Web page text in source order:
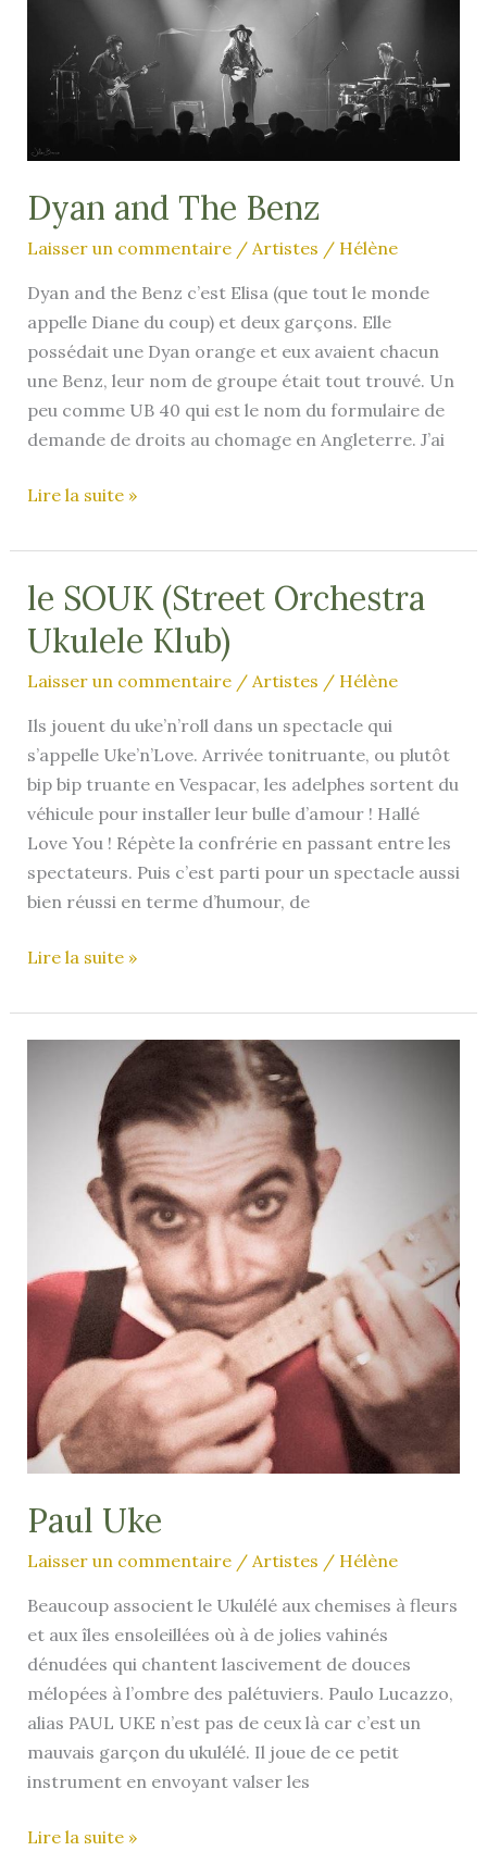
Dyan and The Benz
Laisser un commentaire / Artistes / Hélène
Dyan and the Benz c’est Elisa (que tout le monde
appelle Diane du coup) et deux garçons. Elle
possédait une Dyan orange et eux avaient chacun
une Benz, leur nom de groupe était tout trouvé. Un
peu comme UB 40 qui est le nom du formulaire de
demande de droits au chomage en Angleterre. J’ai
Dyan
The
Benz
Lire la suite »
le SOUK (Street Orchestra
Ukulele Klub)
Laisser un commentaire / Artistes / Hélène
Ils jouent du uke’n’roll dans un spectacle qui
s’appelle Uke’n’Love. Arrivée tonitruante, ou plutôt
bip bip truante en Vespacar, les adelphes sortent du
véhicule pour installer leur bulle d’amour ! Hallé
Love You ! Répète la confrérie en passant entre les
spectateurs. Puis c’est parti pour un spectacle aussi
bien réussi en terme d’humour, de
le
(Street
Orchestra
Lire la suite »
Paul Uke
Laisser un commentaire / Artistes / Hélène
Beaucoup associent le Ukulélé aux chemises à fleurs
et aux îles ensoleillées où à de jolies vahinés
dénudées qui chantent lascivement de douces
mélopées à l’ombre des palétuviers. Paulo Lucazzo,
alias PAUL UKE n’est pas de ceux là car c’est un
mauvais garçon du ukulélé. Il joue de ce petit
instrument en envoyant valser les
Paul
Lire la suite »